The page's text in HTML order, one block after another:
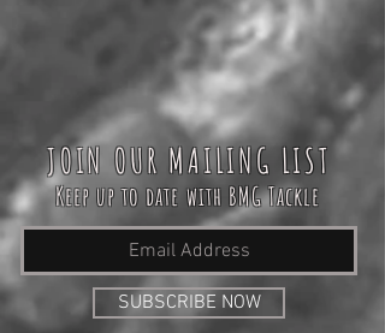
JOIN OUR MAILING LIST
Keep up to date with BMG Tackle
SUBSCRIBE NOW